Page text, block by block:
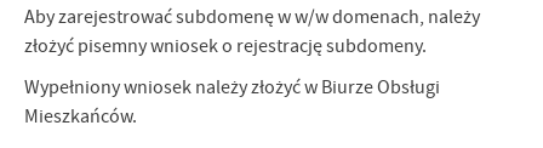
Aby zarejestrować subdomenę w w/w domenach, należy
złożyć pisemny wniosek o rejestrację subdomeny.
Wypełniony wniosek należy złożyć w Biurze Obsługi
Mieszkańców.